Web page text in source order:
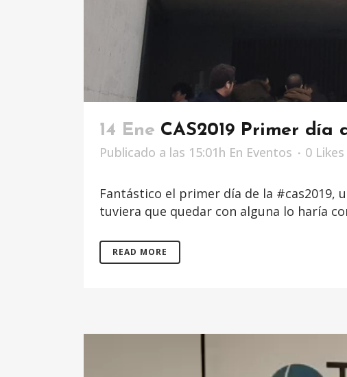
14 Ene CAS2019 Primer día
Publicado a las 15:01h En Eventos 0 Likes
Fantástico el primer día de la #cas2019,
tuviera que quedar con alguna lo haría
READ MORE
Reproductor